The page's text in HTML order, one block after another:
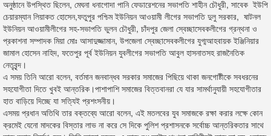
অনুষ্ঠানে উপস্থিত ছিলেন, মেঘনা ধনাগোদা পানি ফেডারেশনের সভাপতি শাহীন চৌধুরী, সাবেক ইউপি
চেয়ারম্যান লিয়াকত হোসেন,ফতুপুর পশ্চিম ইউনিয়ন আওয়ামী লীগের সভাপতি দুলু সরকার, ষাটনল
ইউনিয়ন আওয়ামীলীগের সহ-সভাপতি ভুলন চৌধুরী, চাঁদপুর জেলা স্বেচ্ছাসেবকলীগের গ্রন্থনা ও
প্রকাশনা সম্পাদক মিয়া মোঃ আসাদুজ্জামান, উপজেলা স্বেচ্ছাসেবকলীগের যুগ্মআহবায়ক ইঞ্জিনিয়ার
জামাল হোসেন নাহিদ, ফতেপুর পূর্ব ইউনিয়ন যুবলীগের সভাপতি আবুল হাসনাতসহ রাজনৈতিক
নেতৃবৃন্দ।
এ সময় তিনি আরো বলেন, বর্তমান জনবান্ধব সরকার সমাজের পিছিয়ে থাকা জনগোষ্টীকে সবধরনের
সহযোগীতা দিতে খুবই আন্তরিক।পাশাপাশি সমাজের বিত্তবানরা যে যার সামর্থানুযায়ী সহযোগীতার
হাত বাড়িয়ে দিচ্ছে যা সত্যিই প্রশংসনীয়।
এসময় প্রধান অতিথি তার বক্তব্যে আরো বলেন, এই মতলবের যুব সমাজকে রক্ষা করার লক্ষে কোন
ক্রমেই যেনো মাদকের বিস্তার লাভ না করে সে দিকে পুলিশ প্রশাসনকে সর্বোচ্চ আন্তরিকতার সাথে